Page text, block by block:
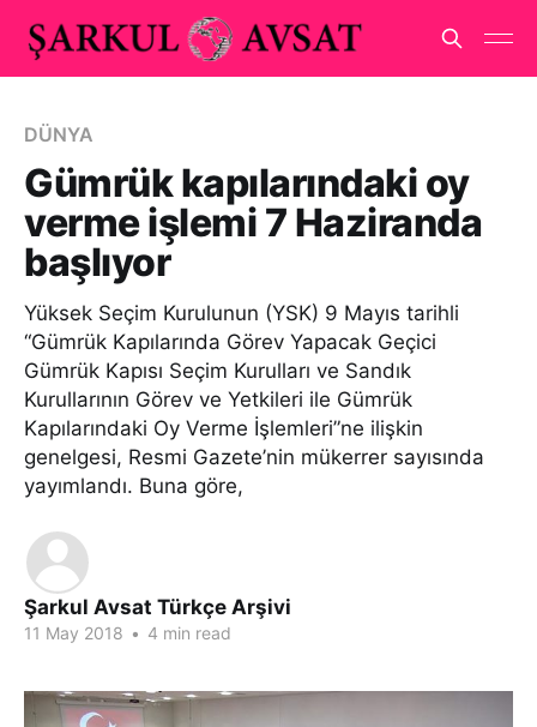
DÜNYA
Gümrük kapılarındaki oy
verme işlemi 7 Haziranda
başlıyor
Yüksek Seçim Kurulunun (YSK) 9 Mayıs tarihli
“Gümrük Kapılarında Görev Yapacak Geçici
Gümrük Kapısı Seçim Kurulları ve Sandık
Kurullarının Görev ve Yetkileri ile Gümrük
Kapılarındaki Oy Verme İşlemleri”ne ilişkin
genelgesi, Resmi Gazete’nin mükerrer sayısında
yayımlandı. Buna göre,
Şarkul Avsat Türkçe Arşivi
11 May 2018 • 4 min read